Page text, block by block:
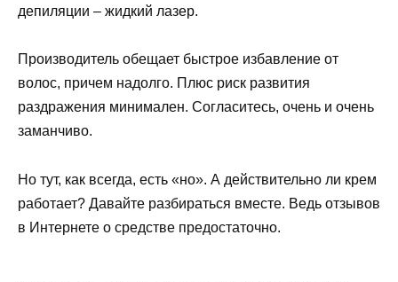
депиляции – жидкий лазер.
Производитель обещает быстрое избавление от
волос, причем надолго. Плюс риск развития
раздражения минимален. Согласитесь, очень и очень
заманчиво.
Но тут, как всегда, есть «но». А действительно ли крем
работает? Давайте разбираться вместе. Ведь отзывов
в Интернете о средстве предостаточно.